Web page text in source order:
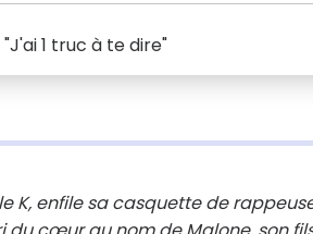
1 truc à te dire"
K, enfile sa casquette de